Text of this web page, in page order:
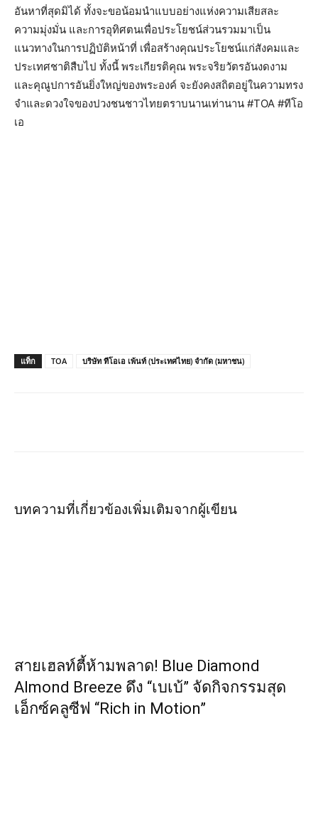
อันหาที่สุดมิได้ ทั้งจะขอน้อมนำแบบอย่างแห่งความเสียสละ
ความมุ่งมั่น และการอุทิศตนเพื่อประโยชน์ส่วนรวมมาเป็น
แนวทางในการปฏิบัติหน้าที่ เพื่อสร้างคุณประโยชน์แก่สังคมและ
ประเทศชาติสืบไป ทั้งนี้ พระเกียรติคุณ พระจริยวัตรอันงดงาม
และคุณูปการอันยิ่งใหญ่ของพระองค์ จะยังคงสถิตอยู่ในความทรง
จำและดวงใจของปวงชนชาวไทยตราบนานเท่านาน #TOA #ทีโอ
เอ
แท็ก TOA บริษัท ทีโอเอ เพ้นท์ (ประเทศไทย) จำกัด (มหาชน)
บทความที่เกี่ยวข้องเพิ่มเติมจากผู้เขียน
สายเฮลท์ตี้ห้ามพลาด! Blue Diamond
Almond Breeze ดึง “เบเบ้” จัดกิจกรรมสุด
เอ็กซ์คลูซีฟ “Rich in Motion”